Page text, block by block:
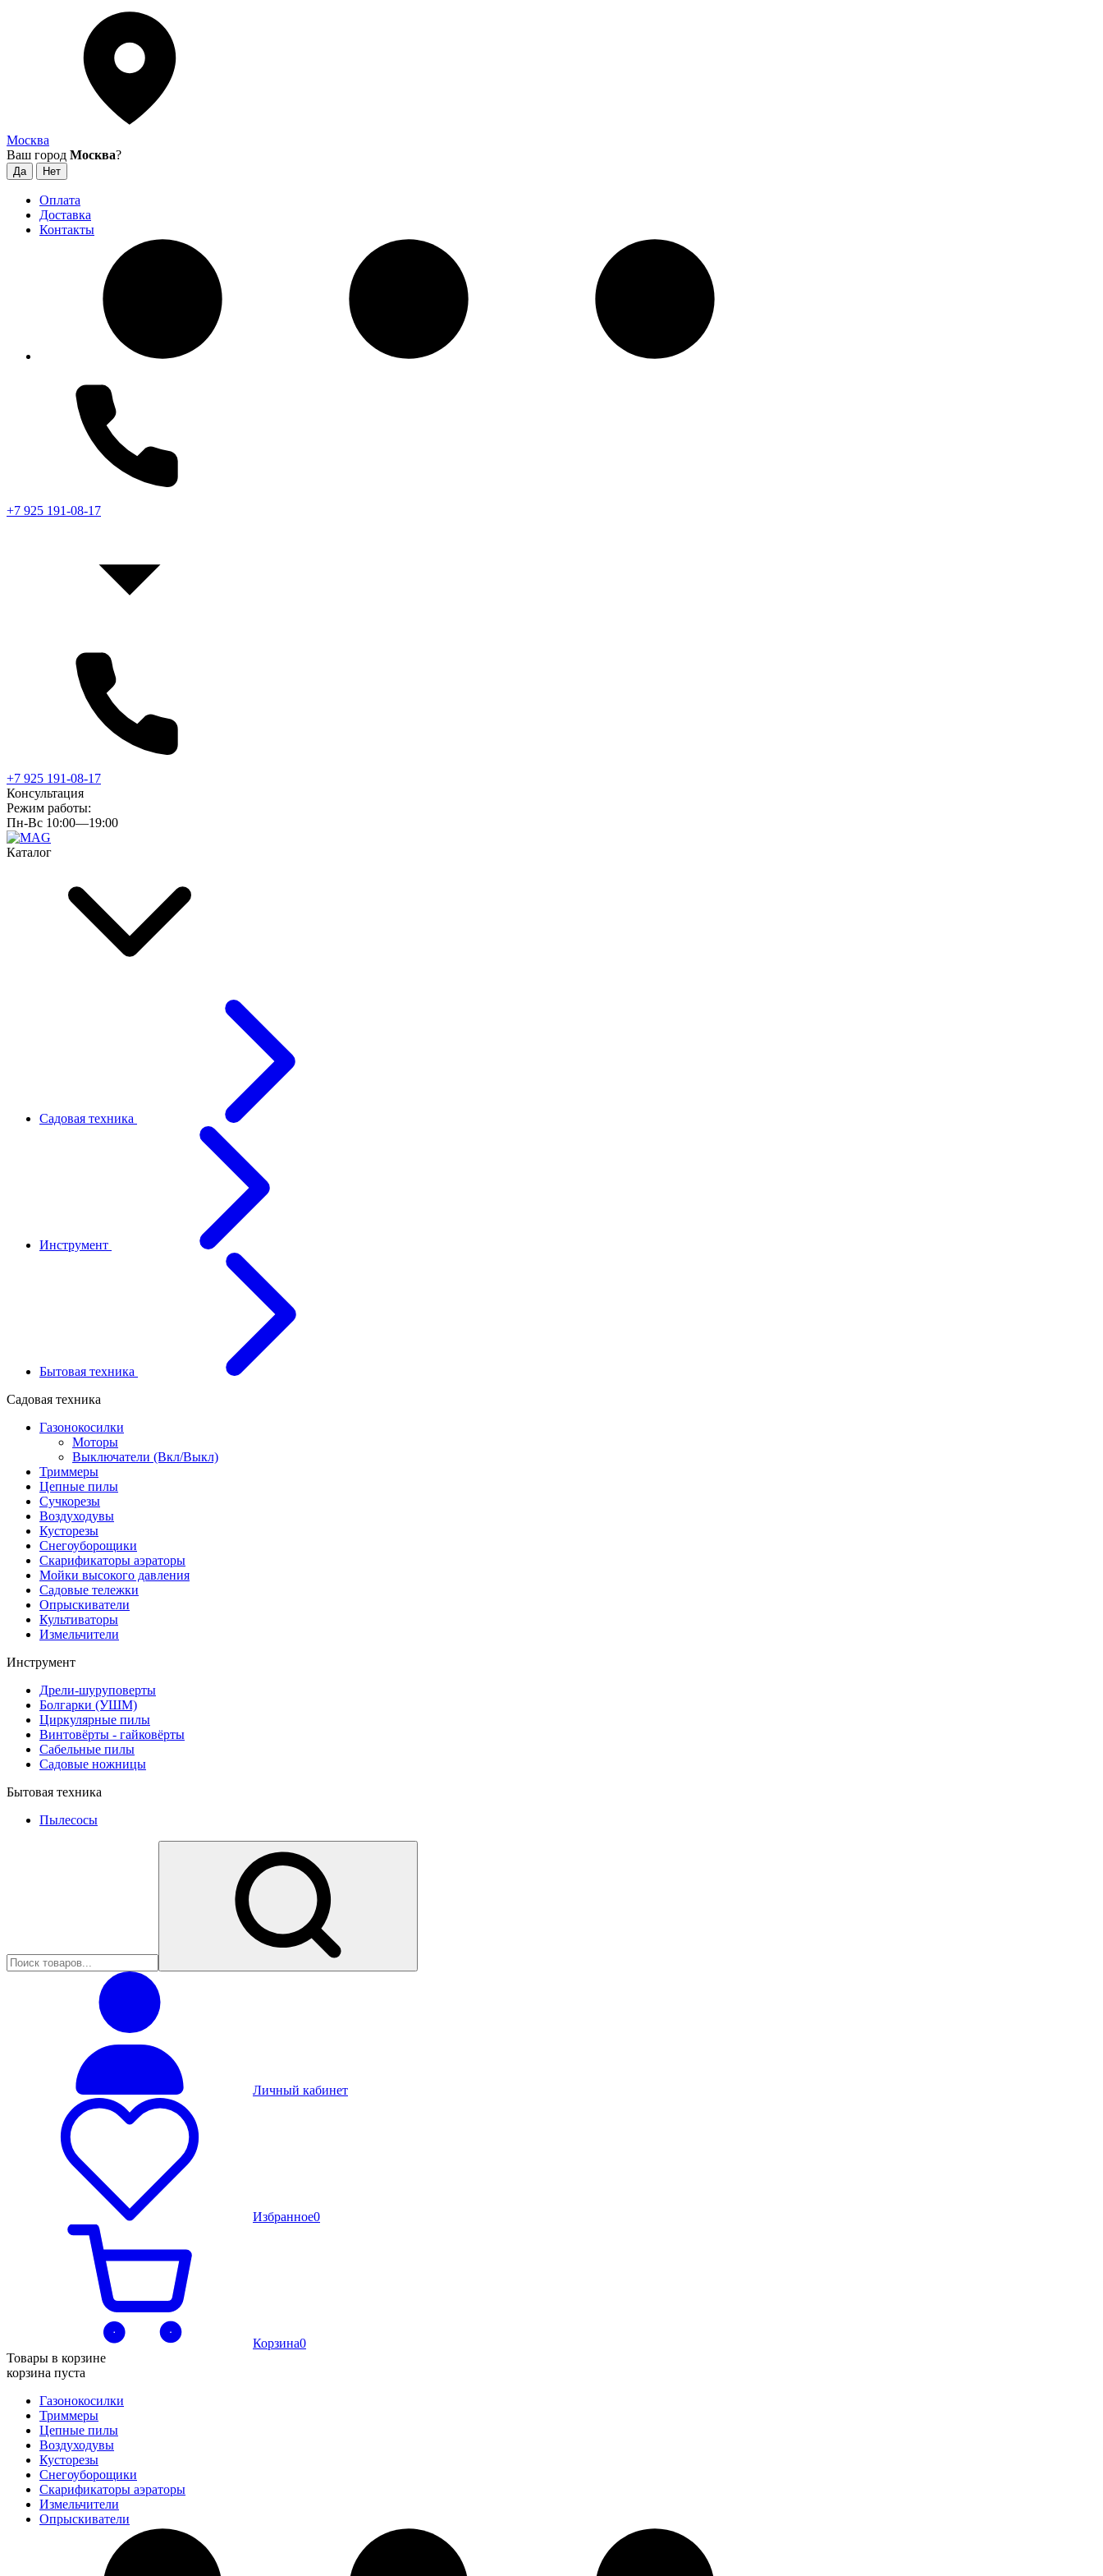
Москва
Ваш город Москва?
Оплата
Доставка
Контакты
+7 925 191-08-17
+7 925 191-08-17
Консультация
Режим работы:
Пн-Вс 10:00—19:00
Каталог
Садовая техника
Инструмент
Бытовая техника
Садовая техника
Газонокосилки
Моторы
Выключатели (Вкл/Выкл)
Триммеры
Цепные пилы
Cучкорезы
Воздуходувы
Кусторезы
Снегоуборощики
Скарификаторы аэраторы
Мойки высокого давления
Садовые тележки
Опрыскиватели
Культиваторы
Измельчители
Инструмент
Дрели-шуруповерты
Болгарки (УШМ)
Циркулярные пилы
Винтовёрты - гайковёрты
Сабельные пилы
Садовые ножницы
Бытовая техника
Пылесосы
Личный кабинет
Избранное0
Корзина0
Товары в корзине
корзина пуста
Газонокосилки
Триммеры
Цепные пилы
Воздуходувы
Кусторезы
Снегоуборощики
Скарификаторы аэраторы
Измельчители
Опрыскиватели